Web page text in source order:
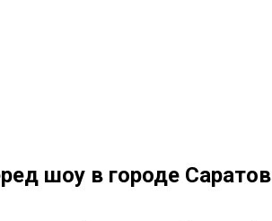
шоу в городе